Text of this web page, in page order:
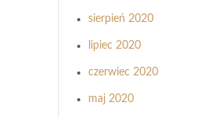
sierpień 2020
lipiec 2020
czerwiec 2020
maj 2020